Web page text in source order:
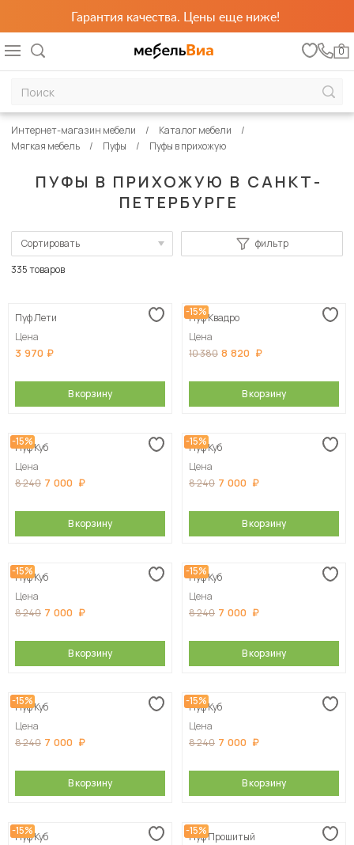
Гарантия качества. Цены еще ниже!
0
ПУФЫ В ПРИХОЖУЮ В САНКТ-
ПЕТЕРБУРГЕ
Интернет-магазин мебели
Каталог мебели
Мягкая мебель
Пуфы Пуфы в прихожую
Сортировать
фильтр
335 товаров
Пуф Лети
Цена
3 970
В корзину
-15%
Пуф Квадро
Цена
10 380 8 820
В корзину
-15%
Пуф Куб
Цена
8 240 7 000
В корзину
-15%
Пуф Куб
Цена
8 240 7 000
В корзину
-15%
Пуф Куб
Цена
8 240 7 000
В корзину
-15%
Пуф Куб
Цена
8 240 7 000
В корзину
-15%
Пуф Куб
Цена
8 240 7 000
В корзину
-15%
Пуф Куб
Цена
8 240 7 000
В корзину
-15%
Пуф Куб
-15%
Пуф Прошитый